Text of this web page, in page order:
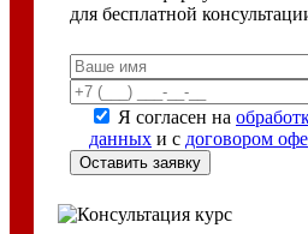
для бесплатной
Я согласен на
данных и с договором